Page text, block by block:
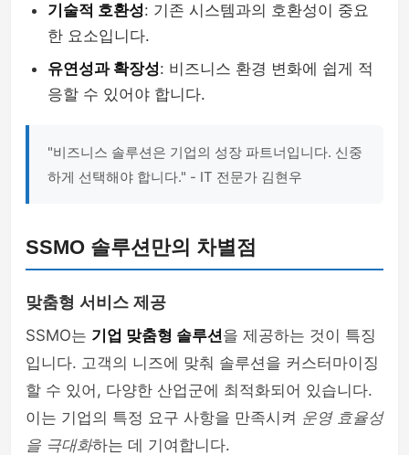
기술적 호환성: 기존 시스템과의 호환성이 중요
한 요소입니다.
유연성과 확장성: 비즈니스 환경 변화에 쉽게 적
응할 수 있어야 합니다.
"비즈니스 솔루션은 기업의 성장 파트너입니다. 신중
하게 선택해야 합니다." - IT 전문가 김현우
SSMO 솔루션만의 차별점
맞춤형 서비스 제공
SSMO는 기업 맞춤형 솔루션을 제공하는 것이 특징
입니다. 고객의 니즈에 맞춰 솔루션을 커스터마이징
할 수 있어, 다양한 산업군에 최적화되어 있습니다.
이는 기업의 특정 요구 사항을 만족시켜 운영 효율성
을 극대화하는 데 기여합니다.